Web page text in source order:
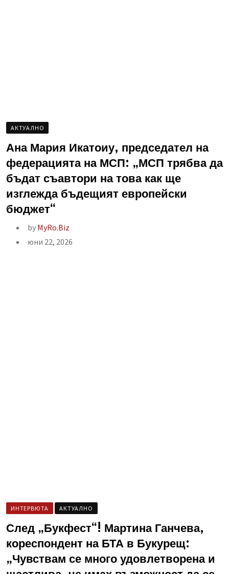
AКТУАЛНО
Ана Мария Икатоиу, председател на
федерацията на МСП: „МСП трябва да
бъдат съавтори на това как ще
изглежда бъдещият европейски
бюджет“
by MyRo.Biz
юни 22, 2026
ИНТЕРВЮТА AКТУАЛНО
След „Букфест“! Мартина Ганчева,
кореспондент на БТА в Букурещ:
„Чувствам се много удовлетворена и